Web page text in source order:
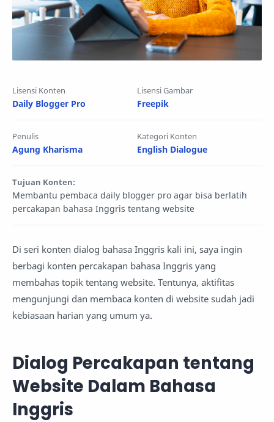
Lisensi Konten
Daily Blogger Pro
Lisensi Gambar
Freepik
Penulis
Agung Kharisma
Kategori Konten
English Dialogue
Tujuan Konten:
Membantu pembaca daily blogger pro agar bisa berlatih
percakapan bahasa Inggris tentang website
Di seri konten dialog bahasa Inggris kali ini, saya ingin
berbagi konten percakapan bahasa Inggris yang
membahas topik tentang website. Tentunya, aktifitas
mengunjungi dan membaca konten di website sudah jadi
kebiasaan harian yang umum ya.
Dialog Percakapan tentang
Website Dalam Bahasa
Inggris